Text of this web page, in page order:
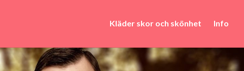
Kläder skor och skönhet Info